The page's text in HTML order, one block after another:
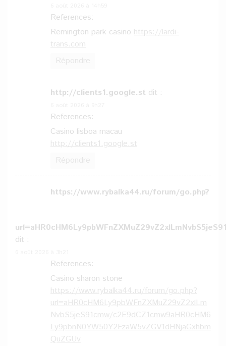
References:
Remington park casino https://lardi-
trans.com
http://clients1.google.st dit :
References:
Casino lisboa macau
http://clients1.google.st
https://www.rybalka44.ru/forum/go.php?
dit :
References:
Casino sharon stone
https://www.rybalka44.ru/forum/go.php?
url=aHR0cHM6Ly9pbWFnZXMuZ29vZ2xlLm
NvbS5jeS91cmw/c2E9dCZ1cmw9aHR0cHM6
Ly9pbnN0YW50Y2FzaW5vZGV1dHNjaGxhbm
QuZGUv